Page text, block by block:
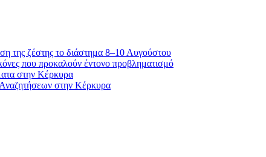
της ζέστης το διάστημα 8–10 Αυγούστου
που προκαλούν έντονο προβληματισμό
στην Κέρκυρα
στην Κέρκυρα